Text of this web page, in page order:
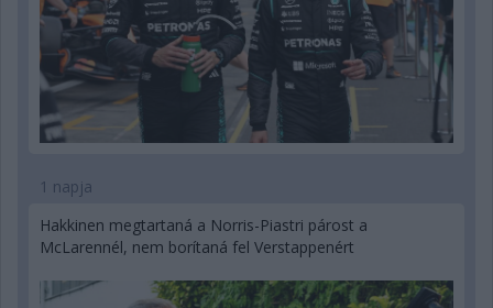
1 napja
Hakkinen megtartaná a Norris-Piastri párost a
McLarennél, nem borítaná fel Verstappenért